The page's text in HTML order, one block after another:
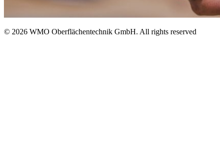
© 2026 WMO Oberflächentechnik GmbH. All rights reserved